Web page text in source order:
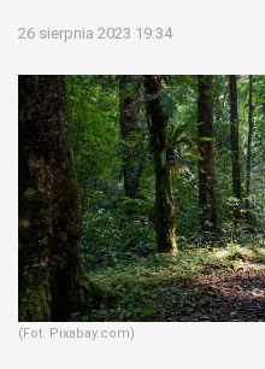
26 sierpnia 2023 19:34
(Fot. Pixabay.com)